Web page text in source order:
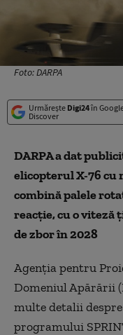
Foto: DARPA
Urmărește Digi24în
Discover
DARPA a dat
elicopterul X-76 cu
combină palele
reacție, cu o viteză
de zbor în 2028
Agenția pentru
Domeniul Apărării
multe detalii
programului